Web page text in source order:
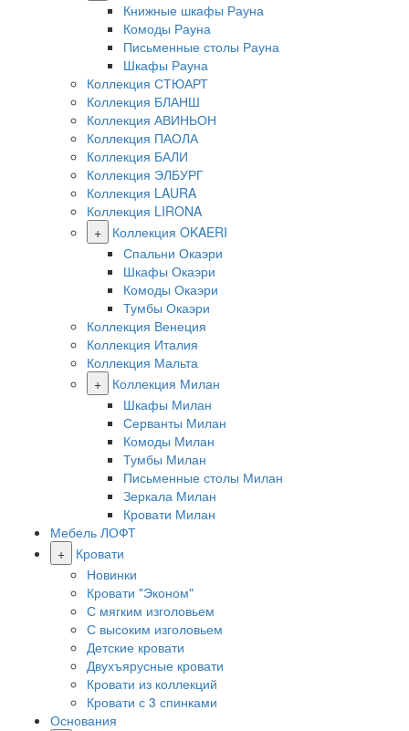
Книжные шкафы Рауна
Комоды Рауна
Письменные столы Рауна
Шкафы Рауна
Коллекция СТЮАРТ
Коллекция БЛАНШ
Коллекция АВИНЬОН
Коллекция ПАОЛА
Коллекция БАЛИ
Коллекция ЭЛБУРГ
Коллекция LAURA
Коллекция LIRONA
+
Коллекция OKAERI
Спальни Окаэри
Шкафы Окаэри
Комоды Окаэри
Тумбы Окаэри
Коллекция Венеция
Коллекция Италия
Коллекция Мальта
+
Коллекция Милан
Шкафы Милан
Серванты Милан
Комоды Милан
Тумбы Милан
Письменные столы Милан
Зеркала Милан
Кровати Милан
Мебель ЛОФТ
+
Кровати
Новинки
Кровати "Эконом"
С мягким изголовьем
С высоким изголовьем
Детские кровати
Двухъярусные кровати
Кровати из коллекций
Кровати с 3 спинками
Основания